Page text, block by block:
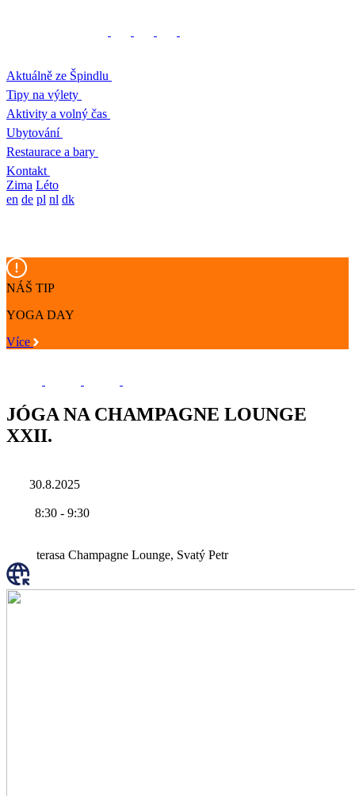
Aktuálně ze Špindlu
Tipy na výlety
Aktivity a volný čas
Ubytování
Restaurace a bary
Kontakt
Zima Léto
en de pl nl dk
NÁŠ TIP
YOGA DAY
Více
JÓGA NA CHAMPAGNE LOUNGE
XXII.
30.8.2025
8:30 - 9:30
terasa Champagne Lounge, Svatý Petr